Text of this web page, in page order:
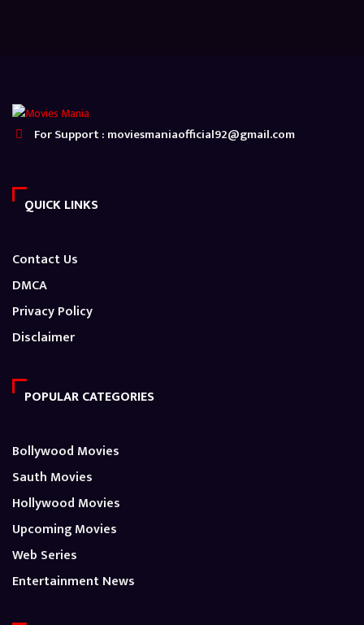
For Support : moviesmaniaofficial92@gmail.com
QUICK LINKS
Contact Us
DMCA
Privacy Policy
Disclaimer
POPULAR CATEGORIES
Bollywood Movies
Sauth Movies
Hollywood Movies
Upcoming Movies
Web Series
Entertainment News